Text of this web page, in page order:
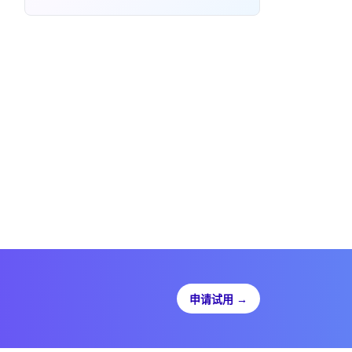
申请试用 →